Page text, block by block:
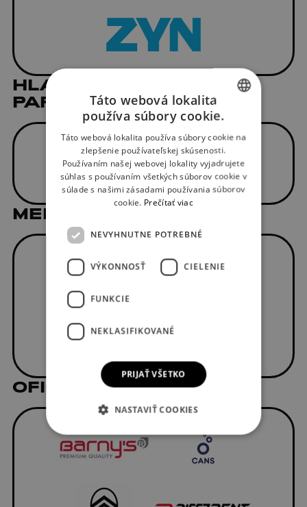
HLAVNÝ MEDIÁLNY
PARTNER
MEDIÁLNI PARTNERI
OFICIÁLNI DODÁVATELIA
SLOVAK
ENGLISH
Táto webová lokalita
používa súbory cookie.
Táto webová lokalita používa súbory cookie na
zlepšenie používateľskej skúsenosti.
Používaním našej webovej lokality vyjadrujete
súhlas s používaním všetkých súborov cookie v
súlade s našimi zásadami používania súborov
cookie. Prečítať viac
NEVYHNUTNE POTREBNÉ
VÝKONNOSŤ CIELENIE
FUNKCIE
NEKLASIFIKOVANÉ
PRIJAŤ VŠETKO
NASTAVIŤ COOKIES